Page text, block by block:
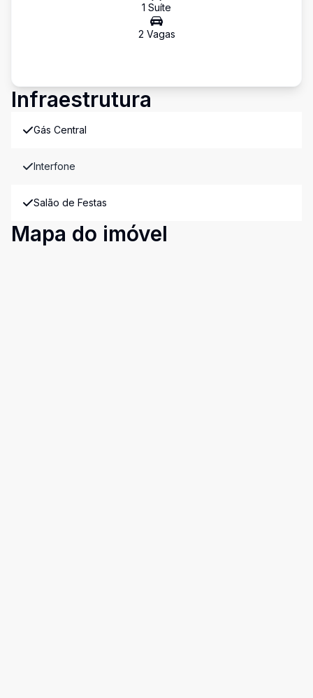
1 Suíte
2 Vagas
Infraestrutura
Gás Central
Interfone
Salão de Festas
Mapa do imóvel